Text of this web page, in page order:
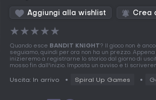
Aggiungi alla wishlist Crea
★★★★★
Quando esce BANDIT KNIGHT? Il gioco non è
seguiamo, quindi per ora non ha un prezzo.
inizieremo a registrarne lo storico dal giorno di
mosso fin dall'inizio. Imposta un avviso e ti
Uscita: In arrivo Spiral Up Games